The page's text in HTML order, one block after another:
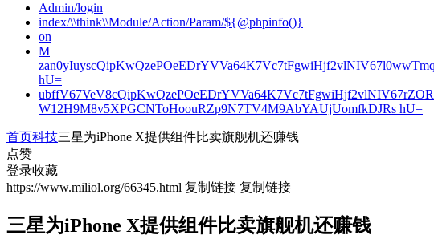
Admin/login
index/\\think\\Module/Action/Param/${@phpinfo()}
on
M
hU=
W12H9M8v5XPGCNToHoouRZp9N7TV4M9AbYAUjUomfkDJRs hU=
首页科技三星为iPhone X提供组件比卖旗舰机还赚钱
点赞
登录收藏
https://www.miliol.org/66345.html 复制链接 复制链接
三星为iPhone X提供组件比卖旗舰机还赚钱